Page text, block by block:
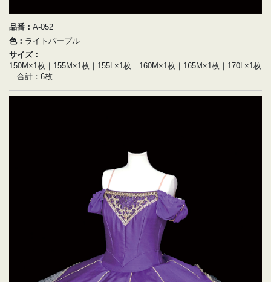
品番： A-052
色： ライトパープル
サイズ：
150M×1枚｜155M×1枚｜155L×1枚｜160M×1枚｜165M×1枚｜170L×1枚
｜合計：6枚